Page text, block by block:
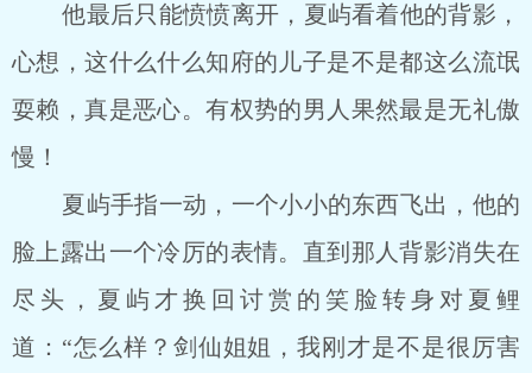
他最后只能愤愤离开，夏屿看着他的背影，
心想，这什么什么知府的儿子是不是都这么流氓
耍赖，真是恶心。有权势的男人果然最是无礼傲
慢！
夏屿手指一动，一个小小的东西飞出，他的
脸上露出一个冷厉的表情。直到那人背影消失在
尽头，夏屿才换回讨赏的笑脸转身对夏鲤
道：“怎么样？剑仙姐姐，我刚才是不是很厉害